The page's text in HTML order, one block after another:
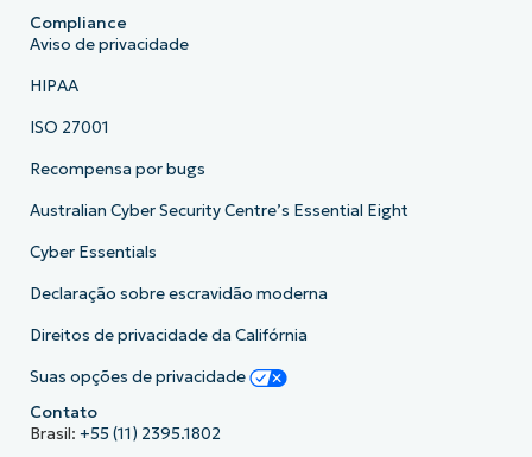
Compliance
Aviso de privacidade
HIPAA
ISO 27001
Recompensa por bugs
Australian Cyber Security Centre’s Essential Eight
Cyber Essentials
Declaração sobre escravidão moderna
Direitos de privacidade da Califórnia
Suas opções de privacidade
Contato
Brasil: +55 (11) 2395.1802